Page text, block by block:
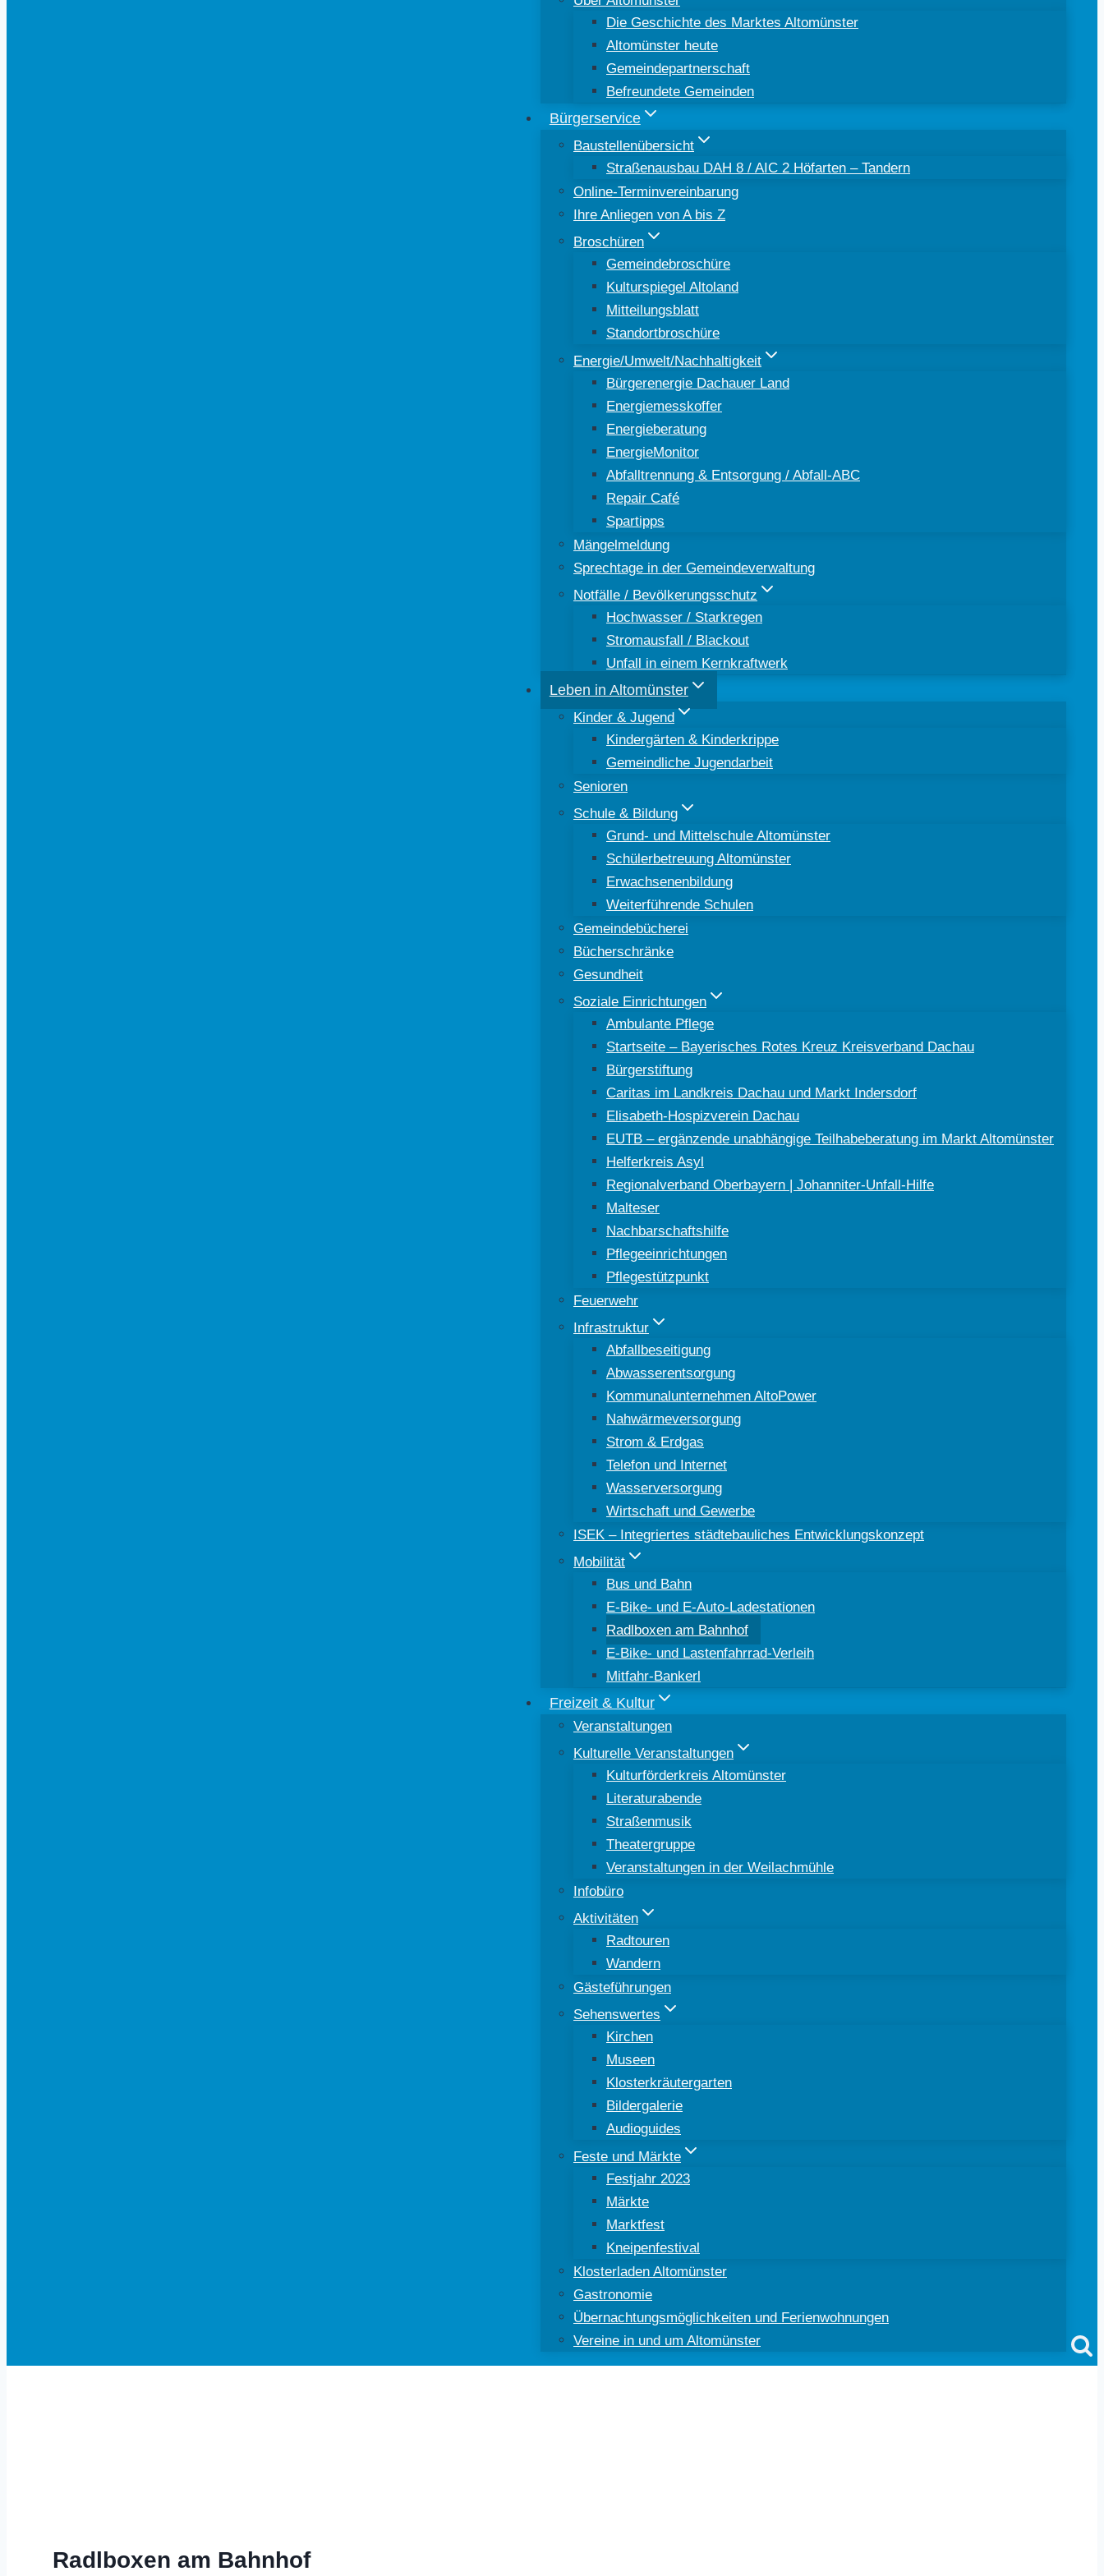
Die Geschichte des Marktes Altomünster
Altomünster heute
Gemeindepartnerschaft
Befreundete Gemeinden
Bürgerservice
Baustellenübersicht
Straßenausbau DAH 8 / AIC 2 Höfarten – Tandern
Online-Terminvereinbarung
Ihre Anliegen von A bis Z
Broschüren
Gemeindebroschüre
Kulturspiegel Altoland
Mitteilungsblatt
Standortbroschüre
Energie/Umwelt/Nachhaltigkeit
Bürgerenergie Dachauer Land
Energiemesskoffer
Energieberatung
EnergieMonitor
Abfalltrennung & Entsorgung / Abfall-ABC
Repair Café
Spartipps
Mängelmeldung
Sprechtage in der Gemeindeverwaltung
Notfälle / Bevölkerungsschutz
Hochwasser / Starkregen
Stromausfall / Blackout
Unfall in einem Kernkraftwerk
Leben in Altomünster
Kinder & Jugend
Kindergärten & Kinderkrippe
Gemeindliche Jugendarbeit
Senioren
Schule & Bildung
Grund- und Mittelschule Altomünster
Schülerbetreuung Altomünster
Erwachsenenbildung
Weiterführende Schulen
Gemeindebücherei
Bücherschränke
Gesundheit
Soziale Einrichtungen
Ambulante Pflege
Startseite – Bayerisches Rotes Kreuz Kreisverband Dachau
Bürgerstiftung
Caritas im Landkreis Dachau und Markt Indersdorf
Elisabeth-Hospizverein Dachau
EUTB – ergänzende unabhängige Teilhabeberatung im Markt Altomünster
Helferkreis Asyl
Regionalverband Oberbayern | Johanniter-Unfall-Hilfe
Malteser
Nachbarschaftshilfe
Pflegeeinrichtungen
Pflegestützpunkt
Feuerwehr
Infrastruktur
Abfallbeseitigung
Abwasserentsorgung
Kommunalunternehmen AltoPower
Nahwärmeversorgung
Strom & Erdgas
Telefon und Internet
Wasserversorgung
Wirtschaft und Gewerbe
ISEK – Integriertes städtebauliches Entwicklungskonzept
Mobilität
Bus und Bahn
E-Bike- und E-Auto-Ladestationen
Radlboxen am Bahnhof
E-Bike- und Lastenfahrrad-Verleih
Mitfahr-Bankerl
Freizeit & Kultur
Veranstaltungen
Kulturelle Veranstaltungen
Kulturförderkreis Altomünster
Literaturabende
Straßenmusik
Theatergruppe
Veranstaltungen in der Weilachmühle
Infobüro
Aktivitäten
Radtouren
Wandern
Gästeführungen
Sehenswertes
Kirchen
Museen
Klosterkräutergarten
Bildergalerie
Audioguides
Feste und Märkte
Festjahr 2023
Märkte
Marktfest
Kneipenfestival
Klosterladen Altomünster
Gastronomie
Übernachtungsmöglichkeiten und Ferienwohnungen
Vereine in und um Altomünster
Radlboxen am Bahnhof